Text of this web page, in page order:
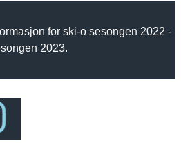
for ski-o sesongen 2022 -
2023.